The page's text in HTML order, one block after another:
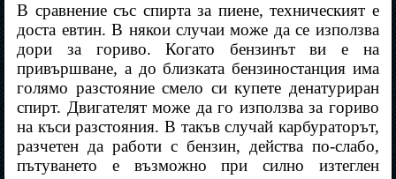
В сравнение със спирта за пиене, техническият е
доста евтин. В някои случаи може да се използва
дори за гориво. Когато бензинът ви е на
привършване, а до близката бензиностанция има
голямо разстояние смело си купете денатуриран
спирт. Двигателят може да го използва за гориво
на къси разстояния. В такъв случай карбураторът,
разчетен да работи с бензин, действа по-слабо,
пътуването е възможно при силно изтеглен